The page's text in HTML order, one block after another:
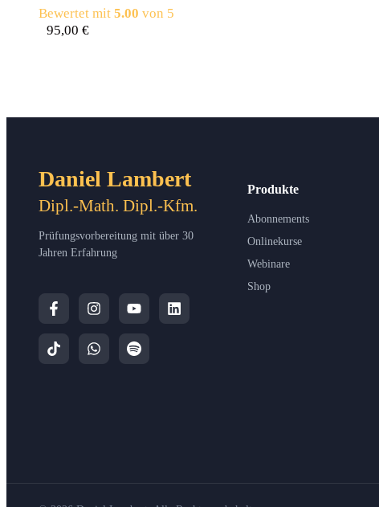
Bewertet mit 5.00 von 5
95,00 €
Daniel Lambert
Dipl.-Math. Dipl.-Kfm.
Prüfungsvorbereitung mit über 30
Jahren Erfahrung
Produkte
Abonnements
Onlinekurse
Webinare
Shop